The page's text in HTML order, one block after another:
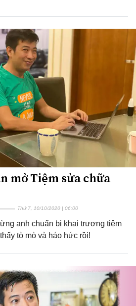
mở Tiệm sửa chữa
Thứ 7, 10/10/2020 | 06:00
anh chuẩn bị khai trương tiệm
tò mò và háo hức rồi!